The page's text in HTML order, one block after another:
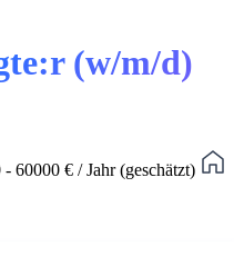
(w/m/d)
- 60000 € / Jahr (geschätzt)